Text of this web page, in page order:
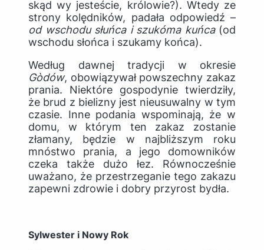
skąd wy jesteście, królowie?). Wtedy ze
strony kolędników, padała odpowiedź –
od wschodu słuńca i szukóma kuńca(od
wschodu słońca i szukamy końca).
Według dawnej tradycji w okresie
Gòdów, obowiązywał powszechny zakaz
prania. Niektóre gospodynie twierdziły,
że brud z bielizny jest nieusuwalny w tym
czasie. Inne podania wspominają, że w
domu, w którym ten zakaz zostanie
złamany, będzie w najbliższym roku
mnóstwo prania, a jego domowników
czeka także dużo łez. Równocześnie
uważano, że przestrzeganie tego zakazu
zapewni zdrowie i dobry przyrost bydła.
Sylwester i Nowy Rok